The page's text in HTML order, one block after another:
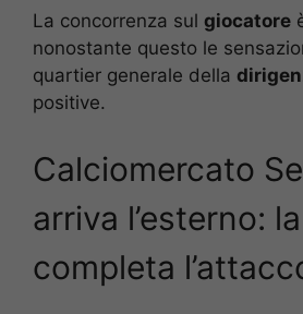
La concorrenza sul giocatore
nonostante questo le
quartier generale della
positive.
Calciomercato
arriva l’esterno:
completa